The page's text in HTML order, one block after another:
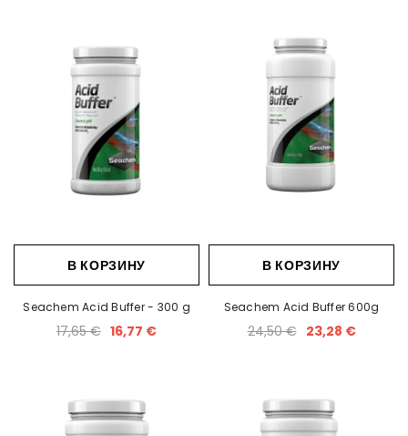
В КОРЗИНУ
Seachem Acid Buffer - 300 g
17,65 € 16,77 €
В КОРЗИНУ
Seachem Acid Buffer 600g
24,50 € 23,28 €